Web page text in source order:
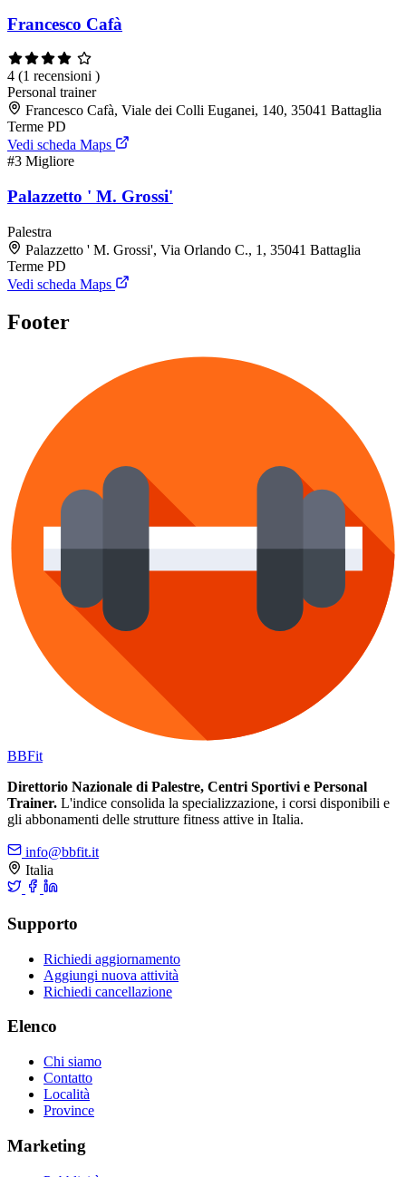
Francesco Cafà
4 (1 recensioni )
Personal trainer
Francesco Cafà, Viale dei Colli Euganei, 140, 35041 Battaglia
Terme PD
Vedi scheda Maps
#3 Migliore
Palazzetto ' M. Grossi'
Palestra
Palazzetto ' M. Grossi', Via Orlando C., 1, 35041 Battaglia
Terme PD
Vedi scheda Maps
Footer
BBFit
Direttorio Nazionale di Palestre, Centri Sportivi e Personal
Trainer. L'indice consolida la specializzazione, i corsi disponibili e
gli abbonamenti delle strutture fitness attive in Italia.
info@bbfit.it
Italia
Supporto
Richiedi aggiornamento
Aggiungi nuova attività
Richiedi cancellazione
Elenco
Chi siamo
Contatto
Località
Province
Marketing